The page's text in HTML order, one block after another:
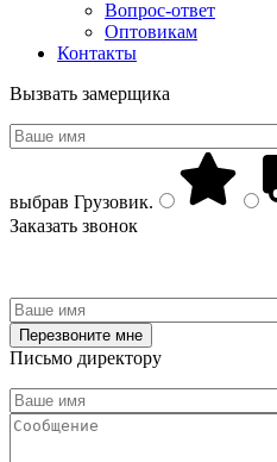
Вопрос-ответ
Оптовикам
Контакты
Вызвать замерщика
выбрав Грузовик.
Заказать звонок
Письмо директору